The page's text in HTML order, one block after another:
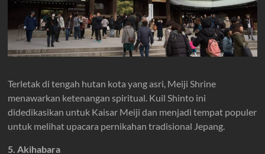
Terletak di tengah hutan kota yang asri, Meiji Shrine
menawarkan ketenangan spiritual. Kuil Shinto ini
didedikasikan untuk Kaisar Meiji dan menjadi tempat populer
untuk melihat upacara pernikahan tradisional Jepang.
5. Akihabara